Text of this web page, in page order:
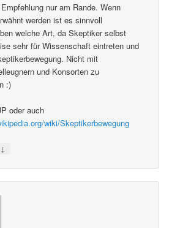
nur am Rande. Wenn
werden ist es sinnvoll
welche Art, da Skeptiker selbst
sehr für Wissenschaft eintreten und
Nicht mit
und Konsorten zu
:)
oder auch
wiki/Skeptikerbewegung
↓